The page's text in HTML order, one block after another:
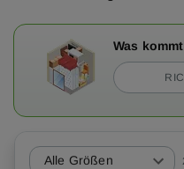
Was
Alle Größen